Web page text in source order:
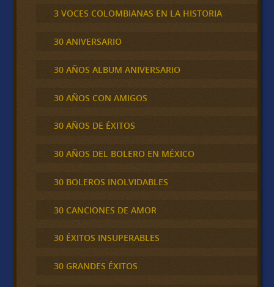
3 VOCES COLOMBIANAS EN LA HISTORIA
30 ANIVERSARIO
30 AÑOS ALBUM ANIVERSARIO
30 AÑOS CON AMIGOS
30 AÑOS DE ÉXITOS
30 AÑOS DEL BOLERO EN MÉXICO
30 BOLEROS INOLVIDABLES
30 CANCIONES DE AMOR
30 ÉXITOS INSUPERABLES
30 GRANDES ÉXITOS